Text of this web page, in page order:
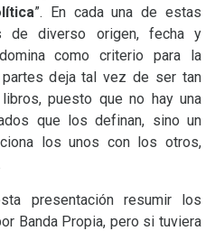
”. En cada una de estas
de diverso origen, fecha y
como criterio para la
deja tal vez de ser tan
puesto que no hay una
que los definan, sino un
los unos con los otros,
presentación resumir los
Banda Propia, pero si tuviera